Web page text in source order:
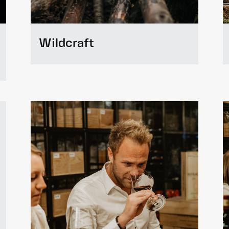
créer, shaker et déguster vos propres
cocktails ou mocktails.
À partir de 75€ p.p.
À partir de 5 pers.
Wildcraft
Wildcraft